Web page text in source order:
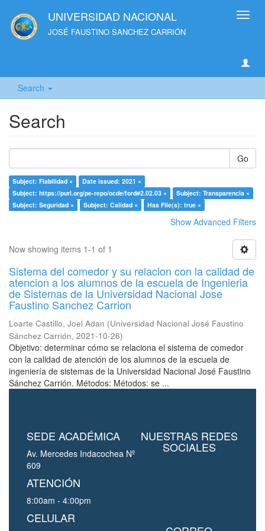
UNIVERSIDAD NACIONAL
JOSÉ FAUSTINO SANCHEZ CARRIÓN
Search
Search
Go
Subject: Fiabilidad ×
Date issued: 2021 ×
Subject: https://purl.org/pe-repo/ocde/ford#2.02.03 ×
Subject: Transparencia ×
Subject: Seguridad ×
Subject: Calidad × Has File(s): true ×
Show Advanced Filters
Now showing items 1-1 of 1
Sistema del comedor y su relacion con la calidad de
atencion a los alumnos de la escuela de Ingenieria
de Sistemas de la Universidad Nacional Jose
Faustino Sanchez Carrion
Loarte Castillo, Joel Adan (Universidad Nacional José Faustino
Sánchez Carrión, 2021-10-26)
Objetivo: determinar cómo se relaciona el sistema de comedor
con la calidad de atención de los alumnos de la escuela de
ingeniería de sistemas de la Universidad Nacional José Faustino
Sánchez Carrión. Métodos: Métodos: se ...
SEDE ACADÉMICA
Av. Mercedes Indacochea Nº
609
ATENCIÓN
8:00am - 4:00pm
CELULAR
NUESTRAS REDES
SOCIALES